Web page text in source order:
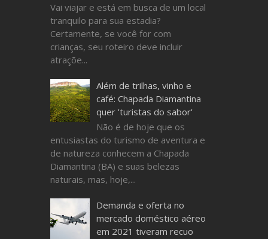
Vai viajar e está em busca de um local
tranquilo para sua estadia?
Certamente, se você for com
crianças, seu roteiro deve incluir
atraçõe...
Além de trilhas, vinho e
café: Chapada Diamantina
quer 'turistas do sabor'
Não é de hoje que os
entusiastas do turismo de aventura e
de natureza conhecem a Chapada
Diamantina (BA) e suas belezas
naturais, mas, hoje,...
Demanda e oferta no
mercado doméstico aéreo
em 2021 tiveram recuo